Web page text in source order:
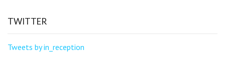
TWITTER
Tweets by in_reception